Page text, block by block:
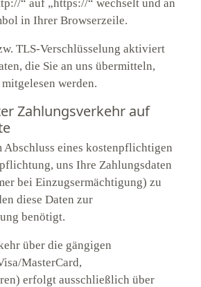
“ auf „https://“ wechselt und an
in Ihrer Browserzeile.
TLS-Verschlüsselung aktiviert
die Sie an uns übermitteln,
werden.
Zahlungsverkehr auf
Abschluss eines kostenpflichtigen
uns Ihre Zahlungsdaten
bei Einzugsermächtigung) zu
diese Daten zur
benötigt.
über die gängigen
MasterCard,
erfolgt ausschließlich über